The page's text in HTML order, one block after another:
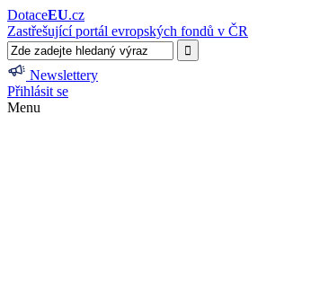
DotaceEU.cz
Zastřešující portál evropských fondů v ČR
Newslettery
Přihlásit se
Menu